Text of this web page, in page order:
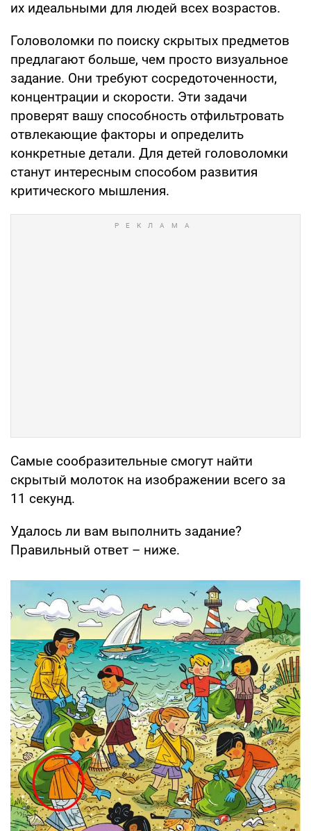
их идеальными для людей всех возрастов.
Головоломки по поиску скрытых предметов
предлагают больше, чем просто визуальное
задание. Они требуют сосредоточенности,
концентрации и скорости. Эти задачи
проверят вашу способность отфильтровать
отвлекающие факторы и определить
конкретные детали. Для детей головоломки
станут интересным способом развития
критического мышления.
Самые сообразительные смогут найти
скрытый молоток на изображении всего за
11 секунд.
Удалось ли вам выполнить задание?
Правильный ответ – ниже.